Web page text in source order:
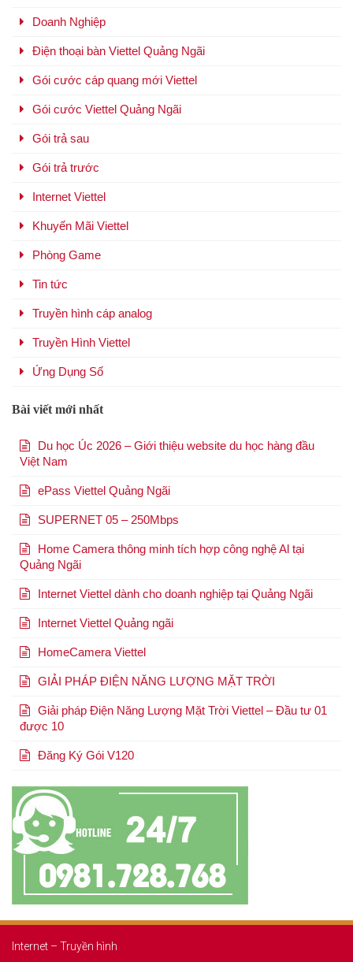
Doanh Nghiệp
Điện thoại bàn Viettel Quảng Ngãi
Gói cước cáp quang mới Viettel
Gói cước Viettel Quảng Ngãi
Gói trả sau
Gói trả trước
Internet Viettel
Khuyến Mãi Viettel
Phòng Game
Tin tức
Truyền hình cáp analog
Truyền Hình Viettel
Ứng Dụng Số
Bài viết mới nhất
Du học Úc 2026 – Giới thiệu website du học hàng đầu
Việt Nam
ePass Viettel Quảng Ngãi
SUPERNET 05 – 250Mbps
Home Camera thông minh tích hợp công nghệ Al tại
Quảng Ngãi
Internet Viettel dành cho doanh nghiệp tại Quảng Ngãi
Internet Viettel Quảng ngãi
HomeCamera Viettel
GIẢI PHÁP ĐIỆN NĂNG LƯỢNG MẶT TRỜI
Giải pháp Điện Năng Lượng Mặt Trời Viettel – Đầu tư 01
được 10
Đăng Ký Gói V120
Internet – Truyền hình